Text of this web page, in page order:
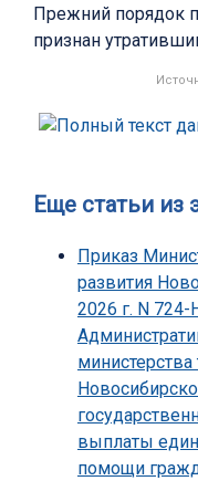
Прежний порядок
признан
Еще статьи из
Приказ
развития
2026 г. N
выплаты
помощи